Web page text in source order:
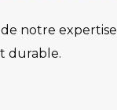
notre expertise
durable.